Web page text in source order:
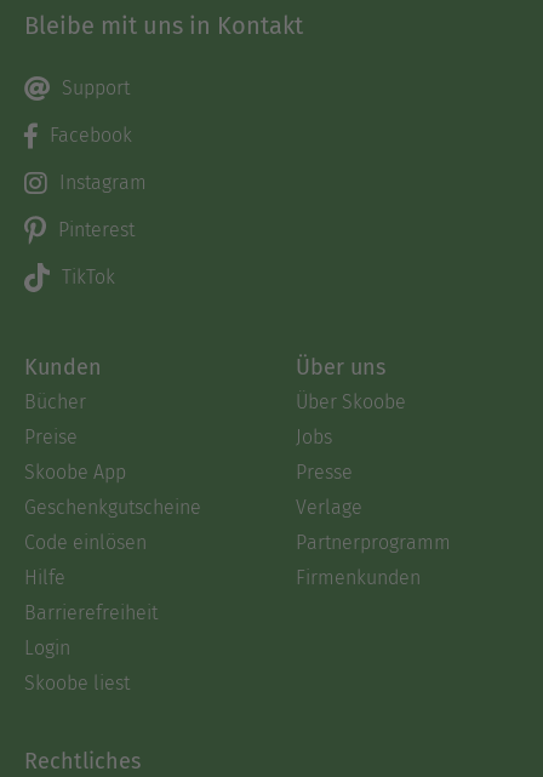
Bleibe mit uns in Kontakt
Support
Facebook
Instagram
Pinterest
TikTok
Kunden
Bücher
Preise
Skoobe App
Geschenkgutscheine
Code einlösen
Hilfe
Barrierefreiheit
Login
Skoobe liest
Über uns
Über Skoobe
Jobs
Presse
Verlage
Partnerprogramm
Firmenkunden
Rechtliches